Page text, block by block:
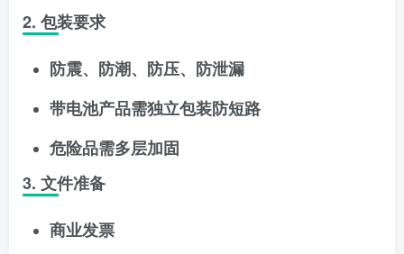
2. 包装要求
防震、防潮、防压、防泄漏
带电池产品需独立包装防短路
危险品需多层加固
3. 文件准备
商业发票